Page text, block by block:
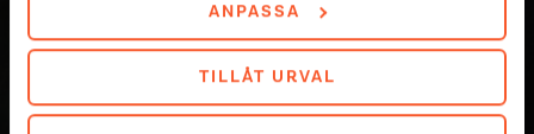
ANPASSA
TILLÅT URVAL